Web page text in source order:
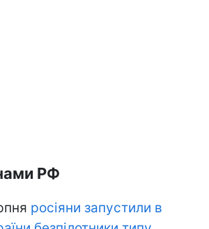
РФ
росіяни запустили в